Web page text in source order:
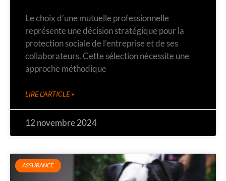
Le choix d’une mutuelle professionnelle
représente une décision stratégique pour la
protection sociale de l’entreprise et de ses
collaborateurs. Cette sélection nécessite une
approche méthodique
LIRE L'ARTICLE »
12 novembre 2024
ASSURANCE